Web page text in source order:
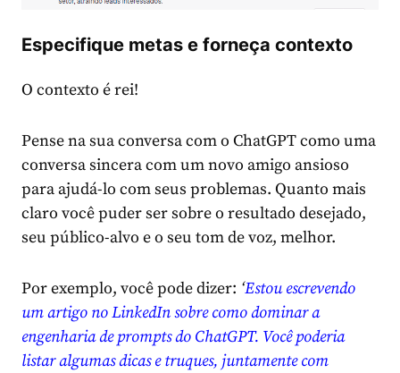
Especifique metas e forneça contexto
O contexto é rei!
Pense na sua conversa com o ChatGPT como uma
conversa sincera com um novo amigo ansioso
para ajudá-lo com seus problemas. Quanto mais
claro você puder ser sobre o resultado desejado,
seu público-alvo e o seu tom de voz, melhor.
Por exemplo, você pode dizer: ‘Estou escrevendo
um artigo no LinkedIn sobre como dominar a
engenharia de prompts do ChatGPT. Você poderia
listar algumas dicas e truques, juntamente com